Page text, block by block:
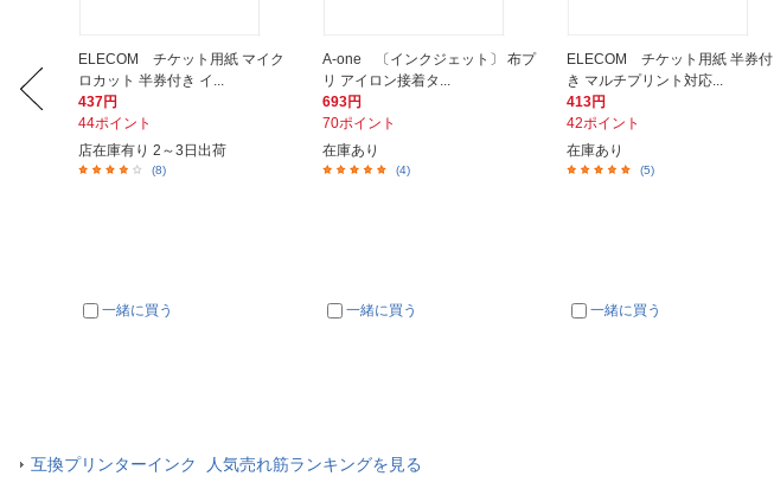
ELECOM チケット用紙 マイク
ロカット 半券付き イ...
437円
44ポイント
店在庫有り 2～3日出荷
(8)
一緒に買う
A-one 〔インクジェット〕 布プ
リ アイロン接着タ...
693円
70ポイント
在庫あり
(4)
一緒に買う
ELECOM チケット用紙 半券付
き マルチプリント対応...
413円
42ポイント
在庫あり
(5)
一緒に買う
互換プリンターインク 人気売れ筋ランキングを見る